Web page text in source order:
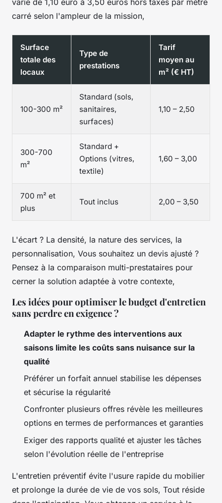
carré selon l'ampleur de la mission,
Surface
totale des
locaux
Type de
prestations
Tarif
moyen au
m² (€ HT)
100-300 m²
Standard (sols,
sanitaires,
surfaces)
1,10 – 2,50
300-700
m²
Standard +
Options (vitres,
textile)
1,60 – 3,00
700 m² et
plus
Tout inclus 2,00 – 3,50
L'écart ? La densité, la nature des services, la
personnalisation, Vous souhaitez un devis ajusté ?
Pensez à la comparaison multi-prestataires pour
cerner la solution adaptée à votre contexte,
Les idées pour optimiser le budget d'entretien
sans perdre en exigence ?
Adapter le rythme des interventions aux
saisons limite les coûts sans nuisance sur la
qualité
Préférer un forfait annuel stabilise les dépenses
et sécurise la régularité
Confronter plusieurs offres révèle les meilleures
options en termes de performances et garanties
Exiger des rapports qualité et ajuster les tâches
selon l'évolution réelle de l'entreprise
L'entretien préventif évite l'usure rapide du mobilier
et prolonge la durée de vie de vos sols, Tout réside